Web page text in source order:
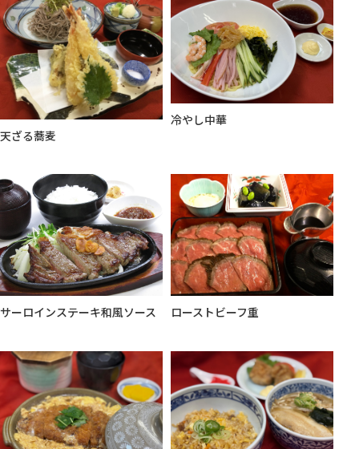
天ざる蕎麦
冷やし中華
サーロインステーキ和風ソース ローストビーフ重